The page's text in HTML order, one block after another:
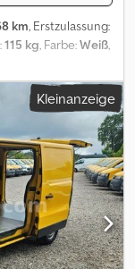
km, Erstzulassung:
115 kg, Farbe:Weiß,
CHASSIS, MIT
Kleinanzeige